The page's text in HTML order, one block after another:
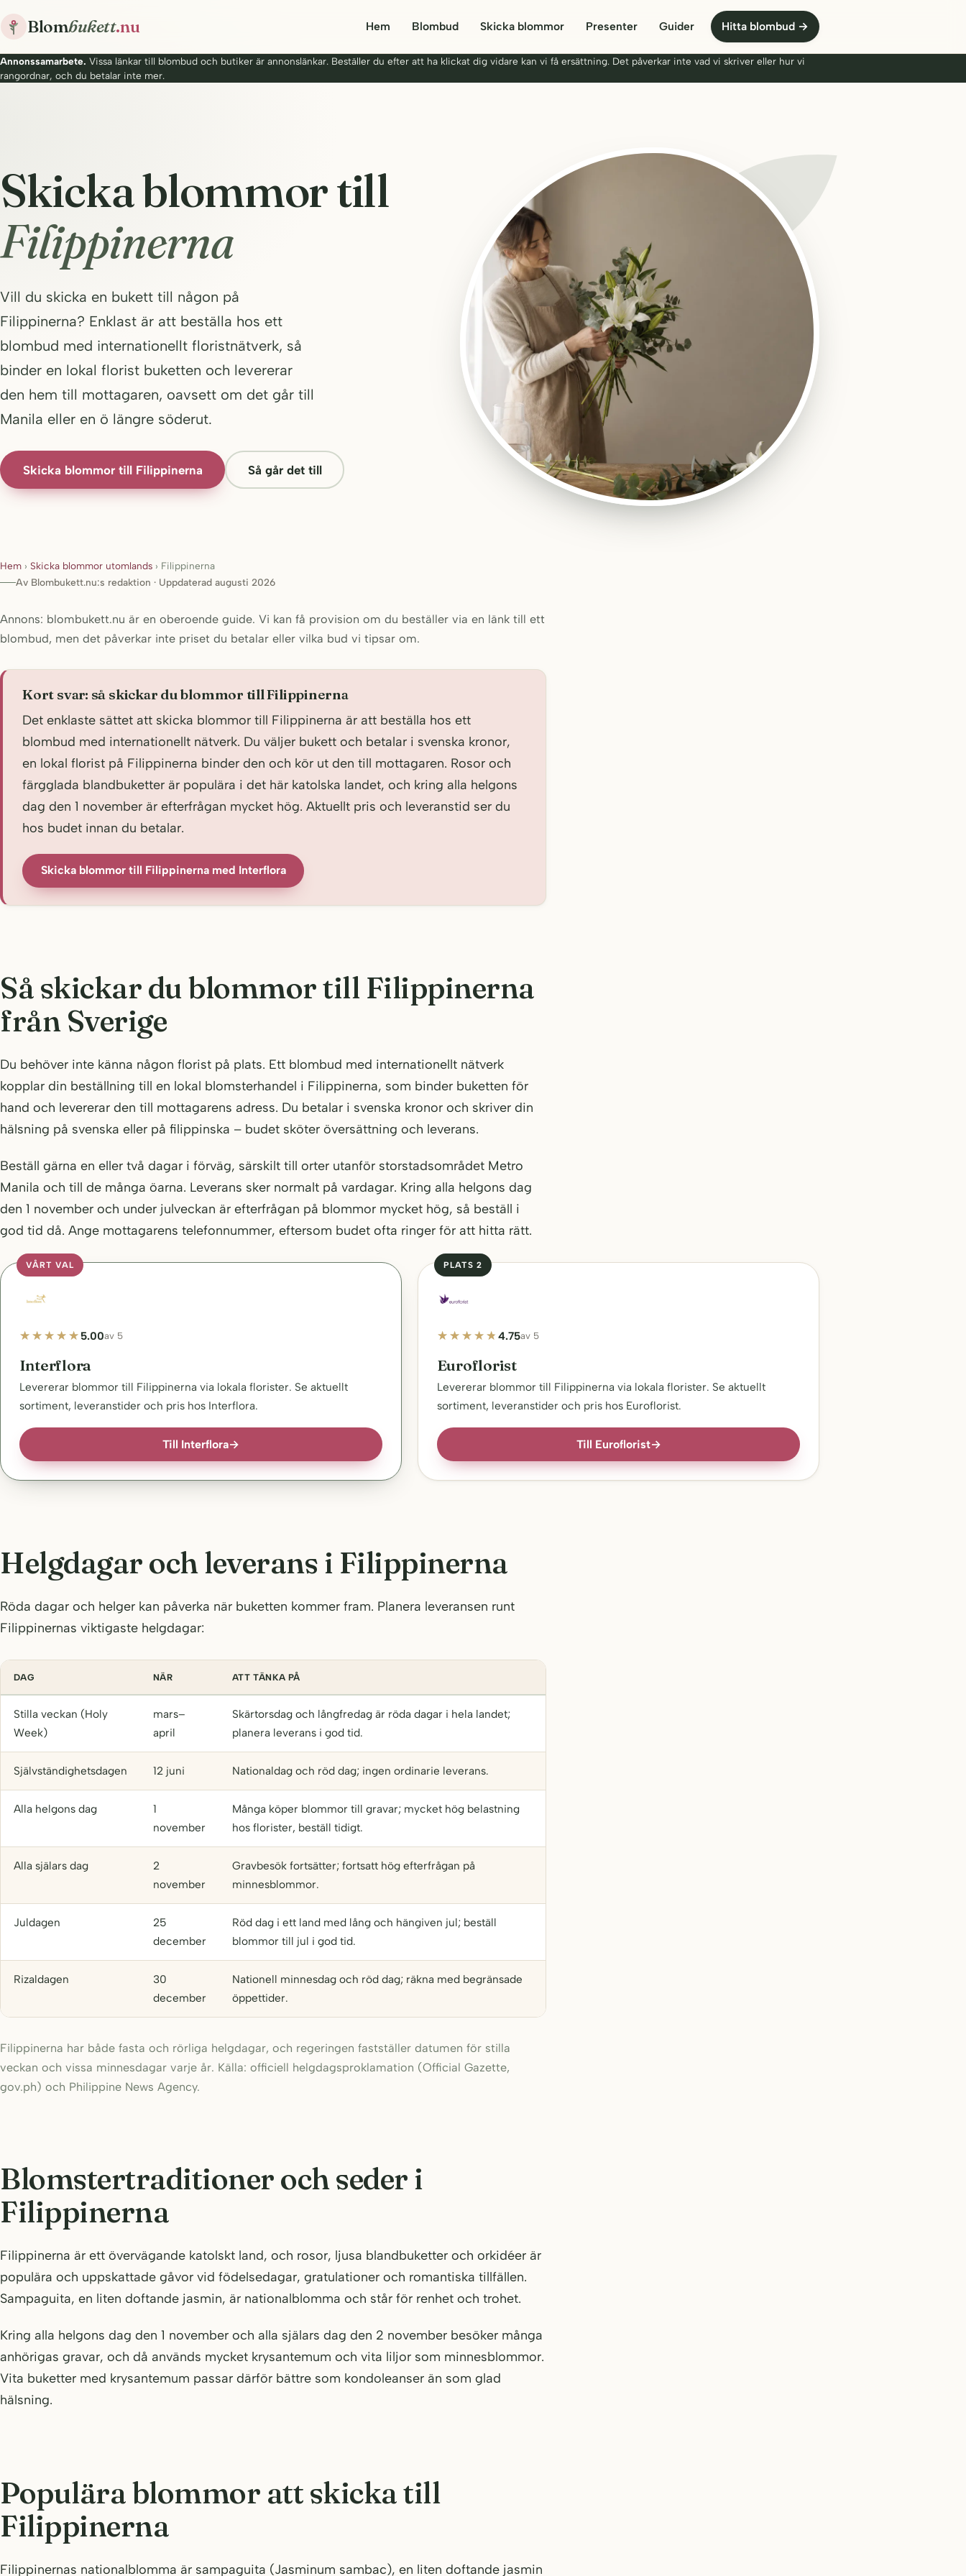
Blombukett.nu Hem Blombud Skicka blommor Presenter Guider Hitta blombud →
Annonssamarbete. Vissa länkar till blombud och butiker är annonslänkar. Beställer du efter att ha klickat dig vidare kan vi få ersättning. Det påverkar inte vad vi skriver eller hur vi
rangordnar, och du betalar inte mer.
Skicka blommor till
Filippinerna
Vill du skicka en bukett till någon på
Filippinerna? Enklast är att beställa hos ett
blombud med internationellt floristnätverk, så
binder en lokal florist buketten och levererar
den hem till mottagaren, oavsett om det går till
Manila eller en ö längre söderut.
Skicka blommor till Filippinerna Så går det till
Hem › Skicka blommor utomlands › Filippinerna
Av Blombukett.nu:s redaktion · Uppdaterad augusti 2026
Annons: blombukett.nu är en oberoende guide. Vi kan få provision om du beställer via en länk till ett
blombud, men det påverkar inte priset du betalar eller vilka bud vi tipsar om.
Kort svar: så skickar du blommor till Filippinerna
Det enklaste sättet att skicka blommor till Filippinerna är att beställa hos ett
blombud med internationellt nätverk. Du väljer bukett och betalar i svenska kronor,
en lokal florist på Filippinerna binder den och kör ut den till mottagaren. Rosor och
färgglada blandbuketter är populära i det här katolska landet, och kring alla helgons
dag den 1 november är efterfrågan mycket hög. Aktuellt pris och leveranstid ser du
hos budet innan du betalar.
Skicka blommor till Filippinerna med Interflora
Så skickar du blommor till Filippinerna
från Sverige
Du behöver inte känna någon florist på plats. Ett blombud med internationellt nätverk
kopplar din beställning till en lokal blomsterhandel i Filippinerna, som binder buketten för
hand och levererar den till mottagarens adress. Du betalar i svenska kronor och skriver din
hälsning på svenska eller på filippinska – budet sköter översättning och leverans.
Beställ gärna en eller två dagar i förväg, särskilt till orter utanför storstadsområdet Metro
Manila och till de många öarna. Leverans sker normalt på vardagar. Kring alla helgons dag
den 1 november och under julveckan är efterfrågan på blommor mycket hög, så beställ i
god tid då. Ange mottagarens telefonnummer, eftersom budet ofta ringer för att hitta rätt.
VÅRT VAL
5.00av 5
Interflora
Levererar blommor till Filippinerna via lokala florister. Se aktuellt
sortiment, leveranstider och pris hos Interflora.
Till Interflora→
PLATS 2
4.75av 5
Euroflorist
Levererar blommor till Filippinerna via lokala florister. Se aktuellt
sortiment, leveranstider och pris hos Euroflorist.
Till Euroflorist→
Helgdagar och leverans i Filippinerna
Röda dagar och helger kan påverka när buketten kommer fram. Planera leveransen runt
Filippinernas viktigaste helgdagar:
DAG NÄR ATT TÄNKA PÅ
Stilla veckan (Holy
Week)
mars–
april
Skärtorsdag och långfredag är röda dagar i hela landet;
planera leverans i god tid.
Självständighetsdagen 12 juni Nationaldag och röd dag; ingen ordinarie leverans.
Alla helgons dag
1
november
Många köper blommor till gravar; mycket hög belastning
hos florister, beställ tidigt.
Alla själars dag
2
november
Gravbesök fortsätter; fortsatt hög efterfrågan på
minnesblommor.
Juldagen
25
december
Röd dag i ett land med lång och hängiven jul; beställ
blommor till jul i god tid.
Rizaldagen
30
december
Nationell minnesdag och röd dag; räkna med begränsade
öppettider.
Filippinerna har både fasta och rörliga helgdagar, och regeringen fastställer datumen för stilla
veckan och vissa minnesdagar varje år. Källa: officiell helgdagsproklamation (Official Gazette,
gov.ph) och Philippine News Agency.
Blomstertraditioner och seder i
Filippinerna
Filippinerna är ett övervägande katolskt land, och rosor, ljusa blandbuketter och orkidéer är
populära och uppskattade gåvor vid födelsedagar, gratulationer och romantiska tillfällen.
Sampaguita, en liten doftande jasmin, är nationalblomma och står för renhet och trohet.
Kring alla helgons dag den 1 november och alla själars dag den 2 november besöker många
anhörigas gravar, och då används mycket krysantemum och vita liljor som minnesblommor.
Vita buketter med krysantemum passar därför bättre som kondoleanser än som glad
hälsning.
Populära blommor att skicka till
Filippinerna
Filippinernas nationalblomma är sampaguita (Jasminum sambac), en liten doftande jasmin